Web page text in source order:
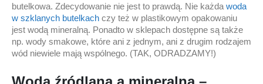
butelkowa. Zdecydowanie nie jest to prawdą. Nie każda woda
w szklanych butelkach czy też w plastikowym opakowaniu
jest wodą mineralną. Ponadto w sklepach dostępne są także
np. wody smakowe, które ani z jednym, ani z drugim rodzajem
wód niewiele mają wspólnego. (TAK, ODRADZAMY!)